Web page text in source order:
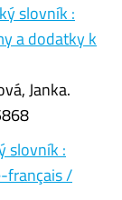
slovník :
a dodatky k
Janka.
slovník :
français /